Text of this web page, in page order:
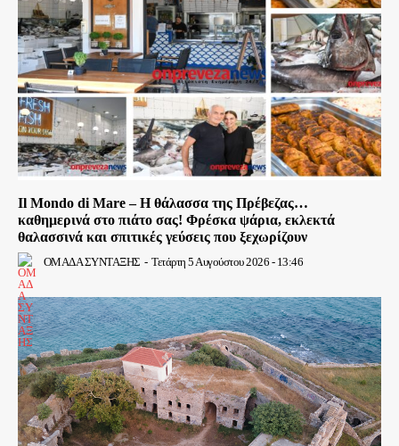
Il Mondo di Mare – Η θάλασσα της Πρέβεζας…
καθημερινά στο πιάτο σας! Φρέσκα ψάρια, εκλεκτά
θαλασσινά και σπιτικές γεύσεις που ξεχωρίζουν
ΟΜΑΔΑ ΣΥΝΤΑΞΗΣ - Τετάρτη 5 Αυγούστου 2026 - 13:46